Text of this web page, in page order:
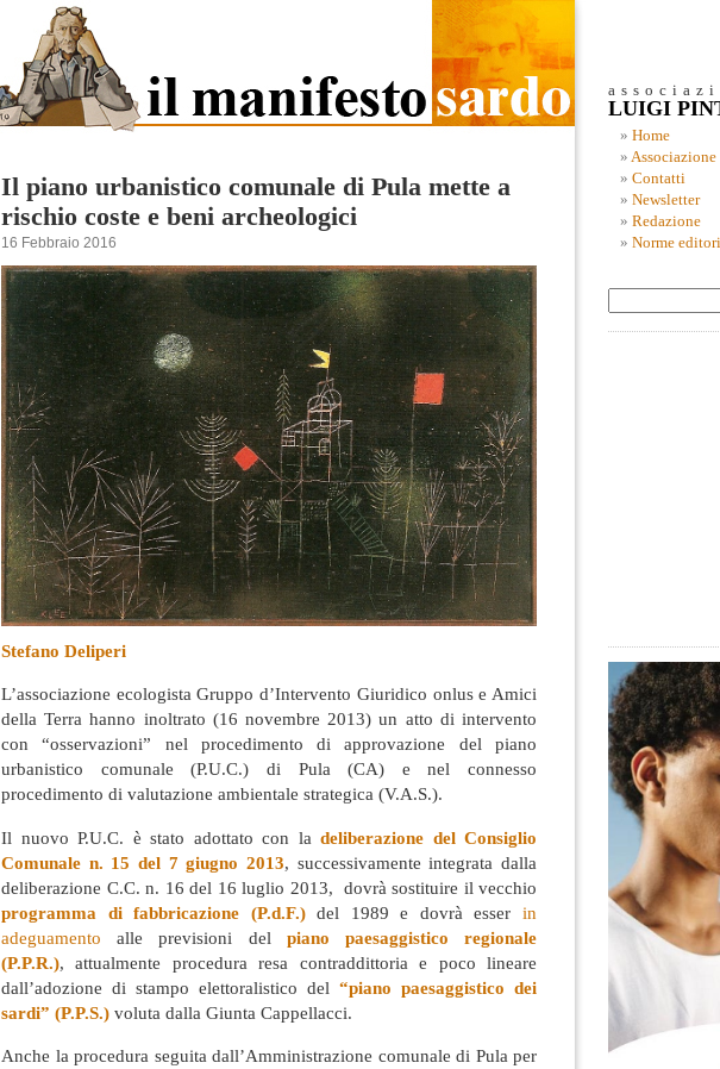
Il piano urbanistico comunale di Pula mette a
rischio coste e beni archeologici
16 Febbraio 2016
Stefano Deliperi
L’associazione ecologista Gruppo d’Intervento Giuridico onlus e Amici
della Terra hanno inoltrato (16 novembre 2013) un atto di intervento
con “osservazioni” nel procedimento di approvazione del piano
urbanistico comunale (P.U.C.) di Pula (CA) e nel connesso
procedimento di valutazione ambientale strategica (V.A.S.).
Il nuovo P.U.C. è stato adottato con la deliberazione del Consiglio
Comunale n. 15 del 7 giugno 2013, successivamente integrata dalla
deliberazione C.C. n. 16 del 16 luglio 2013, dovrà sostituire il vecchio
programma di fabbricazione (P.d.F.)del 1989 e dovrà esserin
adeguamento alle previsioni del piano paesaggistico regionale
(P.P.R.), attualmente procedura resa contraddittoria e poco lineare
dall’adozione di stampo elettoralistico del “piano paesaggistico dei
sardi” (P.P.S.) voluta dalla Giunta Cappellacci.
Anche la procedura seguita dall’Amministrazione comunale di Pula per
LUIGI
Home
Associazione
Contatti
Newsletter
Redazione
Norme